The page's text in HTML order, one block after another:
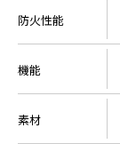
防火性能
機能
素材